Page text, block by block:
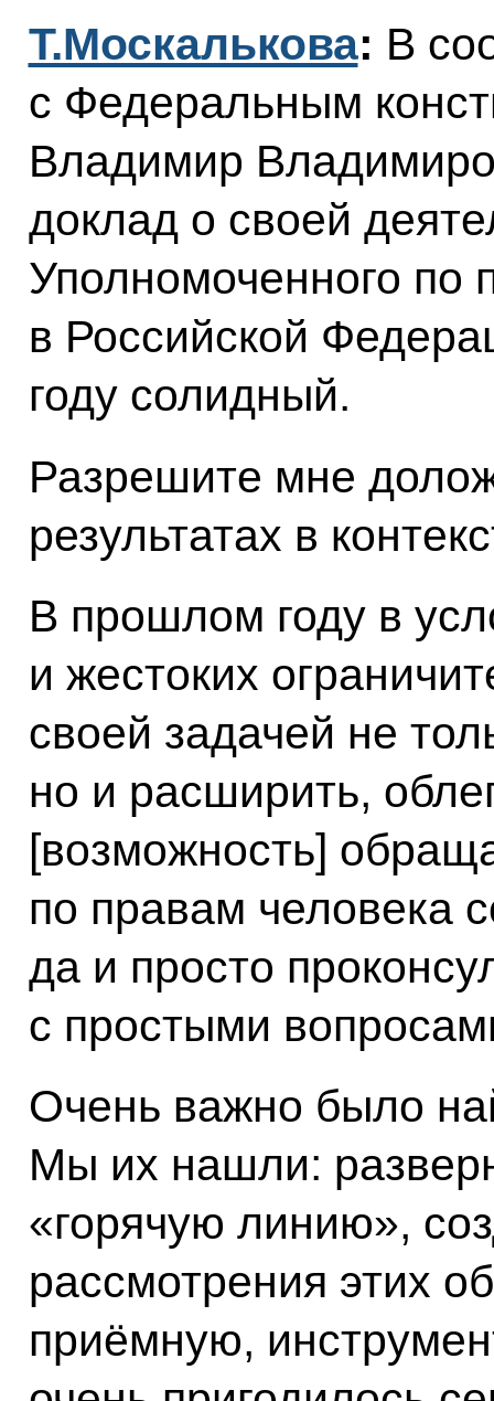
Т.Москалькова: В
с Федеральным
Владимир
доклад о своей
Уполномоченного по
в Российской
году солидный.
Разрешите мне
результатах в
В прошлом году в
и жестоких
своей задачей не
но и расширить,
[возможность]
по правам человека
да и просто
с простыми
Очень важно было
Мы их нашли:
«горячую линию»,
рассмотрения этих
приёмную,